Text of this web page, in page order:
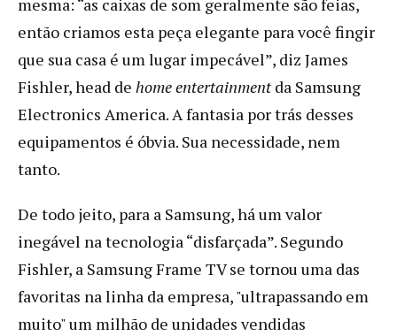
mesma: “as caixas de som geralmente são feias,
então criamos esta peça elegante para você fingir
que sua casa é um lugar impecável”, diz James
Fishler, head de home entertainmentda Samsung
Electronics America. A fantasia por trás desses
equipamentos é óbvia. Sua necessidade, nem
tanto.
De todo jeito, para a Samsung, há um valor
inegável na tecnologia “disfarçada”. Segundo
Fishler, a Samsung Frame TV se tornou uma das
favoritas na linha da empresa, "ultrapassando em
muito" um milhão de unidades vendidas